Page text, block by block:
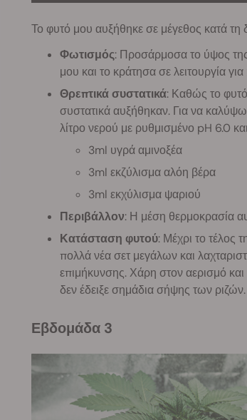
Το φυτό μου αυξήθηκε σε μέγεθος κατά τη
Φωτισμός: Προσάρμοσα το ύψος
μου και το κράτησα σε λειτουργία
Θρεπτικά συστατικά: Καθώς το φυτό
συστατικά αυξήθηκαν. Για να
λίτρο νερού με ρυθμισμένο pH 6.0
3ml υγρά αμινοξέα
3ml εκζύλισμα αλόη βέρα
3ml εκχύλισμα ψαριού
Περιβάλλον: Η μέση θερμοκρασία
Κατάσταση φυτού: Μέχρι το τέλος
πολλά νέα σετ μεγάλων και
επιμήκυνσης. Χάρη στον αερισμό
δεν έδειξε σημάδια σήψης των ριζών.
Εβδομάδα 3